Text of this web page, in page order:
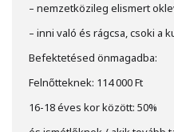
– nemzetközileg elismert
– inni való és rágcsa, csoki a
Befektetésed önmagadba:
Felnőtteknek: 114 000 Ft
16-18 éves kor között: 50%